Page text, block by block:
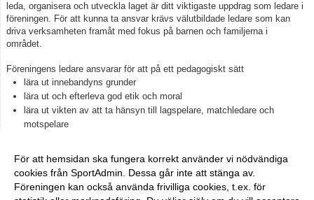
leda, organisera och utveckla laget är ditt viktigaste uppdrag som ledare i
föreningen. För att kunna ta ansvar krävs välutbildade ledare som kan
driva verksamheten framåt med fokus på barnen och familjerna i
området.
Föreningens ledare ansvarar för att på ett pedagogiskt sätt
lära ut innebandyns grunder
lära ut och efterleva god etik och moral
lära ut vikten av att ta hänsyn till lagspelare, matchledare och
motspelare
innebandyförbund och alla våra ledare får sina utbildningar finansierade via
föreningen. Kontakta ossinfo@stibk.se
För att hemsidan ska fungera korrekt använder vi nödvändiga
cookies från SportAdmin. Dessa går inte att stänga av.
Föreningen kan också använda frivilliga cookies, t.ex. för